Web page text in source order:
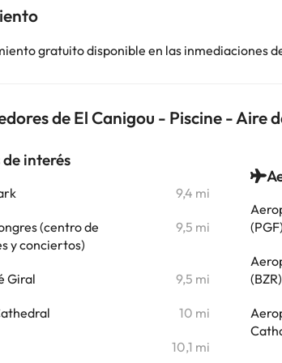
gratuito disponible en las inmediaciones
de El Canigou - Piscine -
interés
9,4 mi
(centro de
y conciertos)
9,5 mi
Giral 9,5 mi
10 mi
10,1 mi
(PGF)
(BZR)